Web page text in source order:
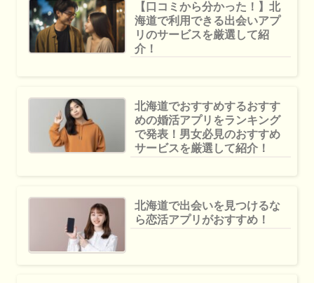
【口コミから分かった！】北
海道で利用できる出会いアプ
リのサービスを厳選して紹
介！
北海道でおすすめするおすす
めの婚活アプリをランキング
で発表！男女必見のおすすめ
サービスを厳選して紹介！
北海道で出会いを見つけるな
ら恋活アプリがおすすめ！